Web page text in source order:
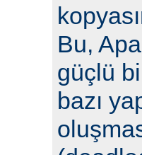
Bu,
güçlü
bazı